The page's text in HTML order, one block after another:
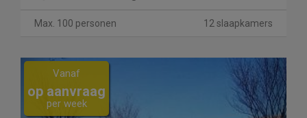
Max. 100 personen 12 slaapkamers
Previous Next
Vanaf
op aanvraag
per week